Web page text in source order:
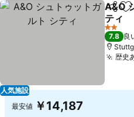
人気施設
シェア
A&O
ティ
料金を
2 ホテル
7.8 良
歴史
最安値 ￥14,187